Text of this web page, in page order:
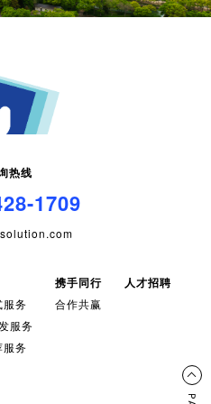
热线
1709
服务
服务
服务
携手同行
合作共赢
人才招聘